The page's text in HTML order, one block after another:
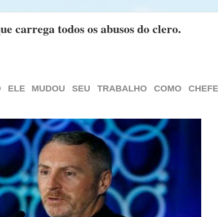
carrega todos os abusos do clero.
ELE MUDOU SEU TRABALHO COMO